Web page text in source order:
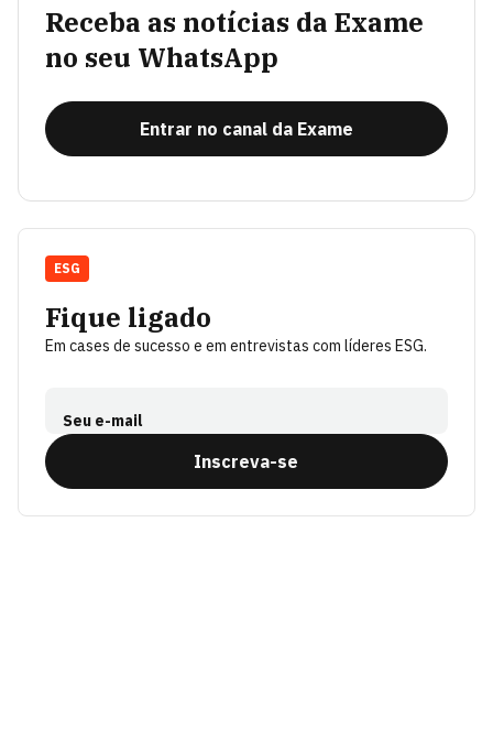
Receba as notícias da Exame
no seu WhatsApp
Entrar no canal da Exame
Fique ligado
Em cases de sucesso e em entrevistas com líderes ESG.
Seu e-mail
Inscreva-se
ESG